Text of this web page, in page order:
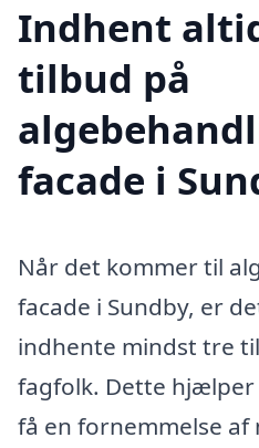
Indhent
tilbud på
facade i
Når det kommer til
facade i Sundby, er
indhente mindst tre
fagfolk. Dette
få en fornemmelse af